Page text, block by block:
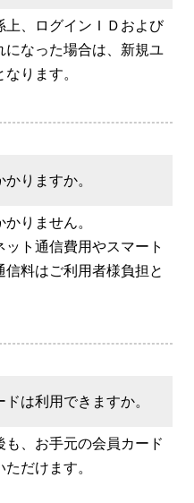
上、ログインＩＤおよび
になった場合は、新規ユ
ります。
りますか。
りません。
ト通信費用やスマート
信料はご利用者様負担と
は利用できますか。
も、お手元の会員カード
だけます。